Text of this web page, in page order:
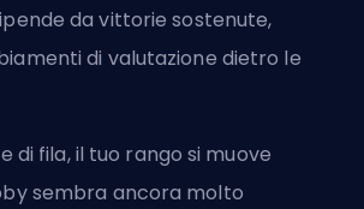
da vittorie sostenute,
di valutazione dietro le
di fila, il tuo rango si muove
sembra ancora molto